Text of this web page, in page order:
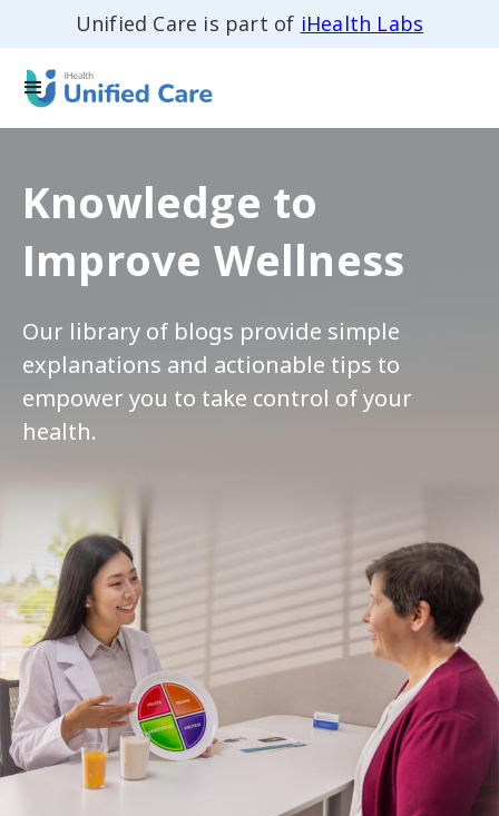
Unified Care is part of iHealth Labs
Knowledge to
Improve Wellness
Our library of blogs provide simple
explanations and actionable tips to
empower you to take control of your
health.